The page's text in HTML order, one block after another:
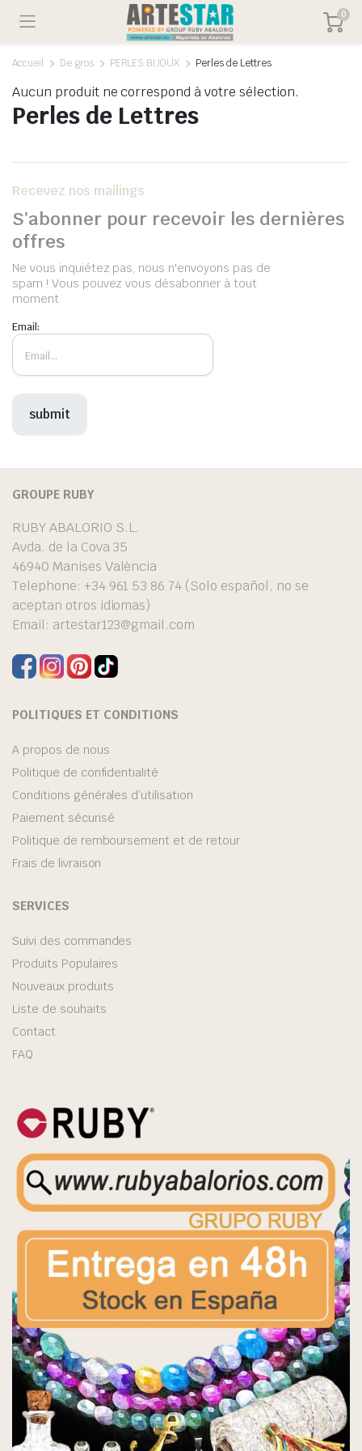
0
Accueil De gros PERLES BIJOUX Perles de Lettres
Aucun produit ne correspond à votre sélection.
Perles de Lettres
Recevez nos mailings
S'abonner pour recevoir les dernières
offres
Ne vous inquiétez pas, nous n'envoyons pas de
spam ! Vous pouvez vous désabonner à tout
moment.
Email:
GROUPE RUBY
RUBY ABALORIO S.L.
Avda. de la Cova 35
46940 Manises València
Telephone: +34 961 53 86 74 (Solo español, no se
aceptan otros idiomas)
Email: artestar123@gmail.com
POLITIQUES ET CONDITIONS
A propos de nous
Politique de confidentialité
Conditions générales d’utilisation
Paiement sécurisé
Politique de remboursement et de retour
Frais de livraison
SERVICES
Suivi des commandes
Produits Populaires
Nouveaux produits
Liste de souhaits
Contact
FAQ